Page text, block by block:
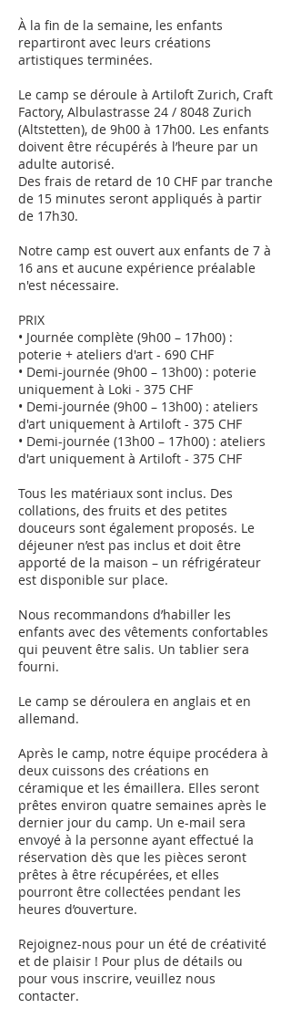
À la fin de la semaine, les enfants
repartiront avec leurs créations
artistiques terminées.
Le camp se déroule à Artiloft Zurich, Craft
Factory, Albulastrasse 24 / 8048 Zurich
(Altstetten), de 9h00 à 17h00. Les enfants
doivent être récupérés à l’heure par un
adulte autorisé.
Des frais de retard de 10 CHF par tranche
de 15 minutes seront appliqués à partir
de 17h30.
Notre camp est ouvert aux enfants de 7 à
16 ans et aucune expérience préalable
n'est nécessaire.
PRIX
• Journée complète (9h00 – 17h00) :
poterie + ateliers d'art - 690 CHF
• Demi-journée (9h00 – 13h00) : poterie
uniquement à Loki - 375 CHF
• Demi-journée (9h00 – 13h00) : ateliers
d'art uniquement à Artiloft - 375 CHF
• Demi-journée (13h00 – 17h00) : ateliers
d'art uniquement à Artiloft - 375 CHF
Tous les matériaux sont inclus. Des
collations, des fruits et des petites
douceurs sont également proposés. Le
déjeuner n’est pas inclus et doit être
apporté de la maison – un réfrigérateur
est disponible sur place.
Nous recommandons d’habiller les
enfants avec des vêtements confortables
qui peuvent être salis. Un tablier sera
fourni.
Le camp se déroulera en anglais et en
allemand.
Après le camp, notre équipe procédera à
deux cuissons des créations en
céramique et les émaillera. Elles seront
prêtes environ quatre semaines après le
dernier jour du camp. Un e-mail sera
envoyé à la personne ayant effectué la
réservation dès que les pièces seront
prêtes à être récupérées, et elles
pourront être collectées pendant les
heures d’ouverture.
Rejoignez-nous pour un été de créativité
et de plaisir ! Pour plus de détails ou
pour vous inscrire, veuillez nous
contacter.